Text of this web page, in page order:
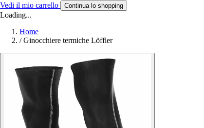
Vedi il mio carrello Continua lo shopping
Loading...
Home
/ Ginocchiere termiche Löffler